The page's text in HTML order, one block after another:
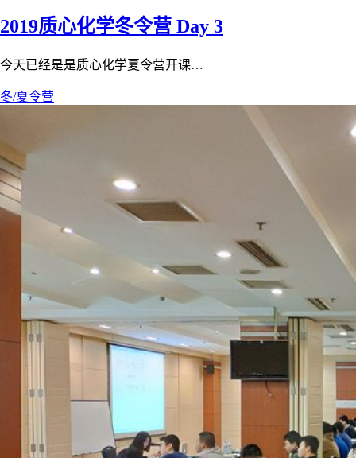
2019质心化学冬令营 Day 3
今天已经是是质心化学夏令营开课…
冬/夏令营